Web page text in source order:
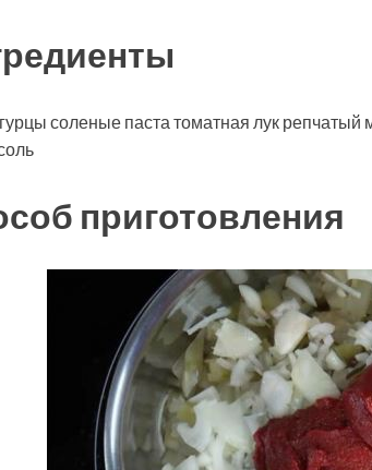
соленые паста томатная лук репчатый
приготовления